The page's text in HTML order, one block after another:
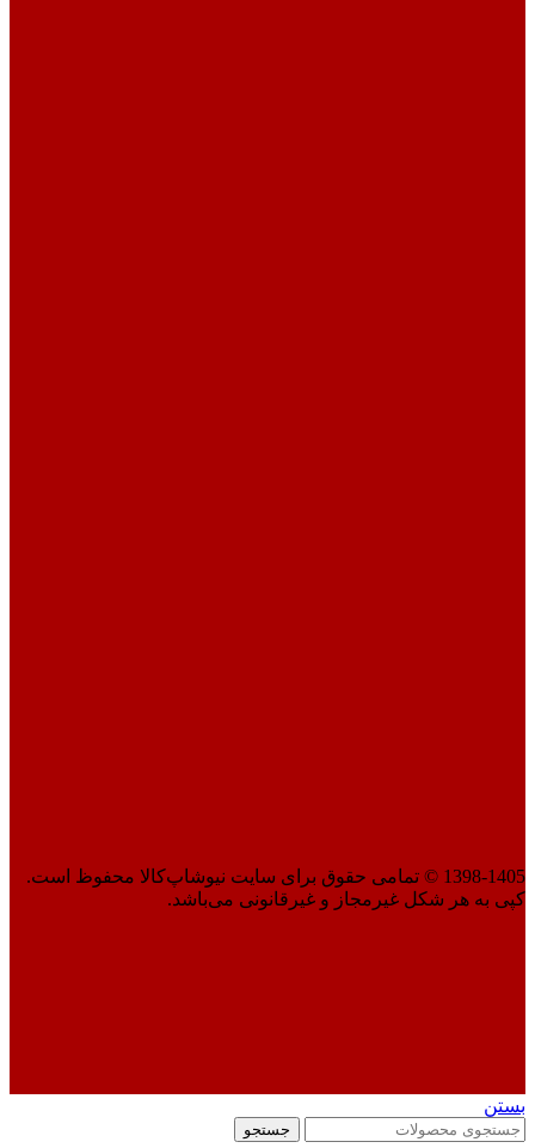
1398-1405 © تمامی حقوق برای سایت نیوشاپ‌کالا محفوظ است.
کپی به هر شکل غیرمجاز و غیرقانونی می‌باشد.
بستن
جستجو